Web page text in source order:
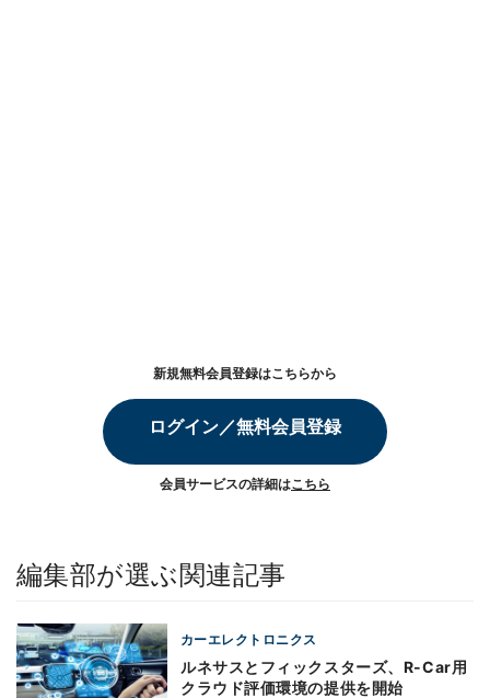
新規無料会員登録はこちらから
ログイン／無料会員登録
会員サービスの詳細はこちら
編集部が選ぶ関連記事
カーエレクトロニクス
ルネサスとフィックスターズ、R-Car用
クラウド評価環境の提供を開始